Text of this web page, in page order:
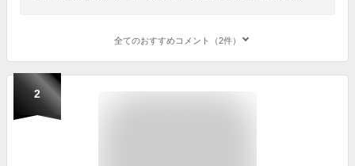
全てのおすすめコメント（2件）
2